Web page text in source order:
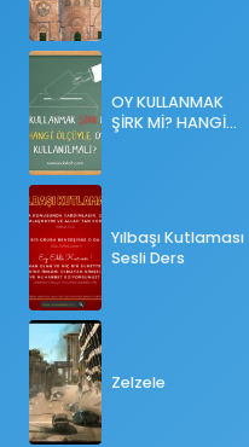
OY KULLANMAK
ŞİRK Mİ? HANGİ
Yılbaşı Kutlaması
Sesli Ders
Zelzele